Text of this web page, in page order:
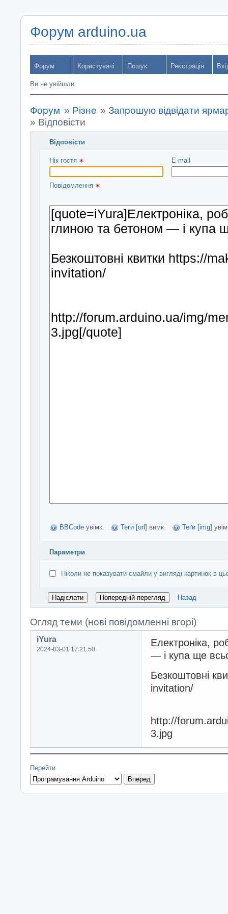
Форум arduino.ua
Форум Користувачі Пошук Реєстрація
Ви не увійшли.
Форум » Різне »Запрошую відвідати
» Відповісти
Відповісти
Введіть повідомлення і натисніть Надіслати
Нік гостя E-mail
Повідомлення
BBCode увімк. Теґи [url] вимк. Теґи [img]
Параметри
Ніколи не показувати смайли у вигляді картинок в
Назад
Огляд теми (нові повідомленні вгорі)
iYura
2024-03-01 17:21:50
Електроніка,
— і купа ще
Безкоштовні
invitation/
http://
3.jpg
Перейти